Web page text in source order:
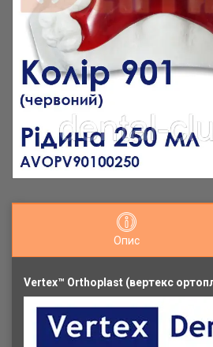
Опис
Vertex™ Orthoplast (вертекс